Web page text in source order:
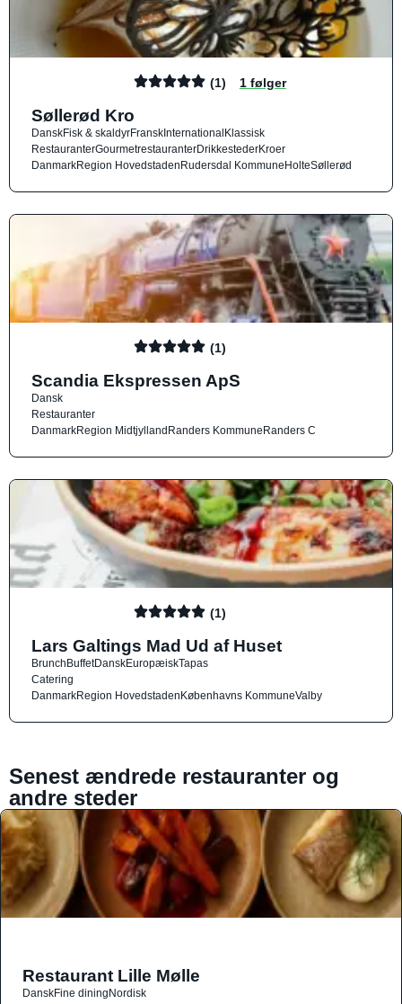
(1) 1 følger
Søllerød Kro
DanskFisk & skaldyrFranskInternationalKlassisk
RestauranterGourmetrestauranterDrikkestederKroer
DanmarkRegion HovedstadenRudersdal KommuneHolteSøllerød
(1)
Scandia Ekspressen ApS
Dansk
Restauranter
DanmarkRegion MidtjyllandRanders KommuneRanders C
(1)
Lars Galtings Mad Ud af Huset
BrunchBuffetDanskEuropæiskTapas
Catering
DanmarkRegion HovedstadenKøbenhavns KommuneValby
Senest ændrede restauranter og
andre steder
Restaurant Lille Mølle
DanskFine diningNordisk